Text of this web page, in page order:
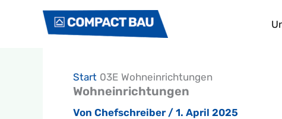
Start Wohneinrichtungen
Wohneinrichtungen
Von Chefschreiber / 1. April 2025